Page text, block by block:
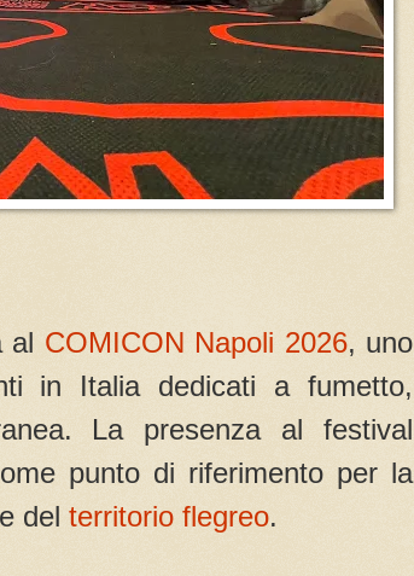
al COMICON Napoli 2026, uno
in Italia dedicati a fumetto,
La presenza al festival
punto di riferimento per la
del territorio flegreo.